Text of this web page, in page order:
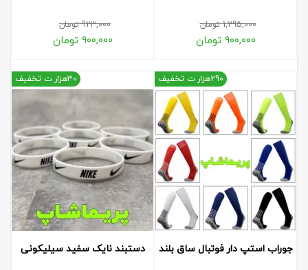
1,295,000تومان
900,000 تومان
923,000تومان
900,000 تومان
جوراب استپ دار فوتبال ساق بلند
290هزار ت تخفیف
دستبند نایک سفید سیلیکونی
30هزار ت تخفیف